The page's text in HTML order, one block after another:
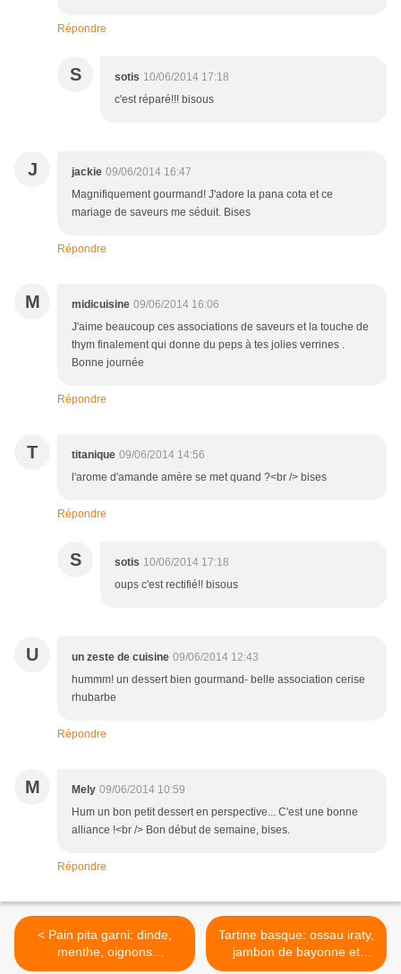
Répondre
S sotis 10/06/2014 17:18
c'est réparé!!! bisous
J jackie 09/06/2014 16:47
Magnifiquement gourmand! J'adore la pana cota et ce
mariage de saveurs me séduit. Bises
Répondre
M midicuisine 09/06/2014 16:06
J'aime beaucoup ces associations de saveurs et la touche de
thym finalement qui donne du peps à tes jolies verrines .
Bonne journée
Répondre
T titanique 09/06/2014 14:56
l'arome d'amande amère se met quand ?<br /> bises
Répondre
S sotis 10/06/2014 17:18
oups c'est rectifié!! bisous
U un zeste de cuisine 09/06/2014 12:43
hummm! un dessert bien gourmand- belle association cerise
rhubarbe
Répondre
M Mely 09/06/2014 10:59
Hum un bon petit dessert en perspective... C'est une bonne
alliance !<br /> Bon début de semaine, bises.
Répondre
< Pain pita garni: dinde,
menthe, oignons
caramélisés...
Tartine basque: ossau iraty,
jambon de bayonne et
cerises >